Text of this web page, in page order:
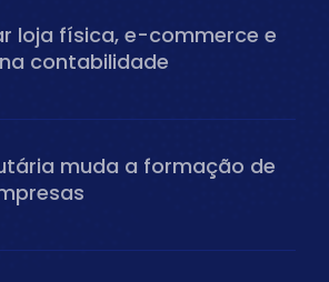
loja física, e-commerce e
contabilidade
muda a formação de